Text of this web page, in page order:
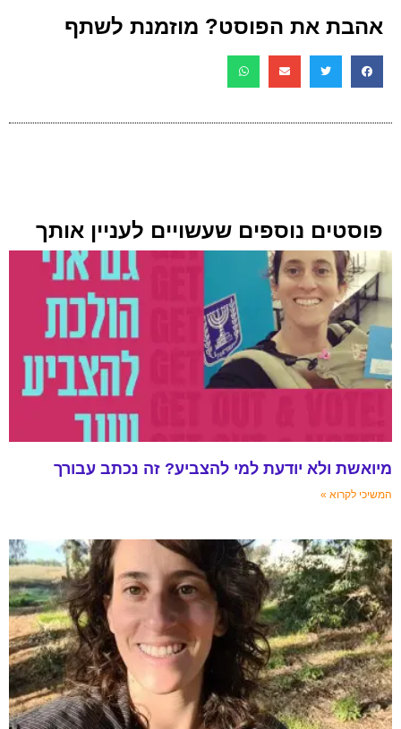
אהבת את הפוסט? מוזמנת לשתף
פוסטים נוספים שעשויים לעניין אותך
מיואשת ולא יודעת למי להצביע? זה נכתב עבורך
המשיכי לקרוא »